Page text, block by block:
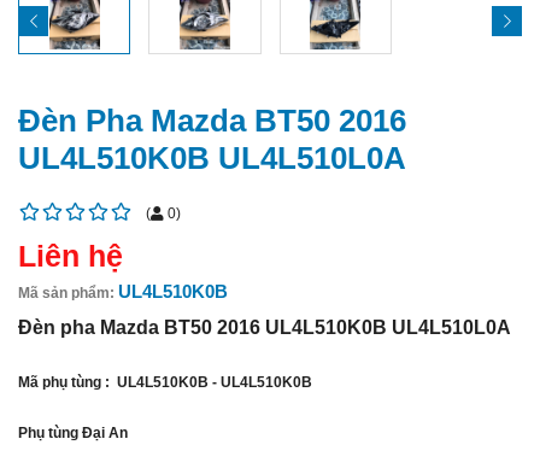
Đèn Pha Mazda BT50 2016
UL4L510K0B UL4L510L0A
( 0)
Liên hệ
Mã sản phẩm: UL4L510K0B
Đèn pha Mazda BT50 2016 UL4L510K0B UL4L510L0A
Mã phụ tùng : UL4L510K0B - UL4L510K0B
Phụ tùng Đại An